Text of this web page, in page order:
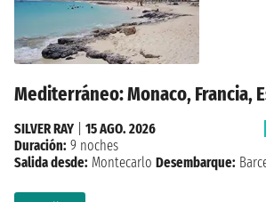
Mediterráneo: Monaco, Francia,
SILVER RAY
15 AGO. 2026
Duración: 9 noches
Salida desde: Montecarlo Desembarque: